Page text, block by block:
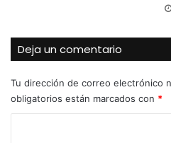
Deja un comentario
Tu dirección de correo electrónico
obligatorios están marcados con *